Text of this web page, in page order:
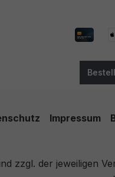
Impressum
zzgl. der jeweiligen